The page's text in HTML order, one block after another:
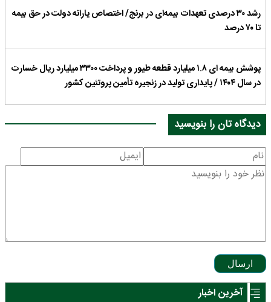
رشد ۳۰ درصدی تعهدات بیمه‌ای در برنج/ اختصاص یارانه دولت در حق بیمه
تا ۷۰ درصد
پوشش بیمه ای ۱.۸ میلیارد قطعه طیور و پرداخت ۳۳۰۰ میلیارد ریال خسارت
در سال ۱۴۰۴ / پایداری تولید در زنجیره تأمین پروتئین کشور
دیدگاه تان را بنویسید
ارسال
آخرین اخبار